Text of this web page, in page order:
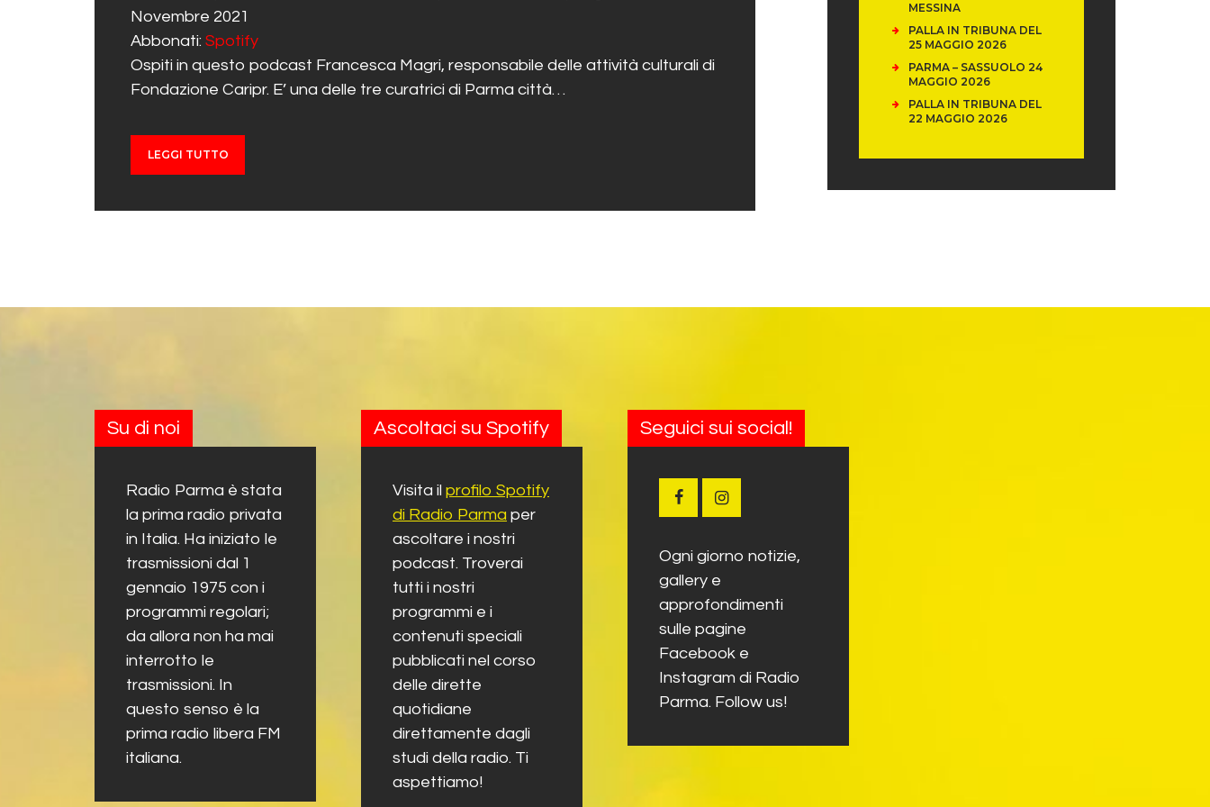
volume.
Spotify
SHARE
EMBED
Novembre 2021
Abbonati: Spotify
Ospiti in questo podcast Francesca Magri, responsabile delle attività culturali di
Fondazione Caripr. E’ una delle tre curatrici di Parma città…
LEGGI TUTTO
MESSINA
PALLA IN TRIBUNA DEL
25 MAGGIO 2026
PARMA – SASSUOLO 24
MAGGIO 2026
PALLA IN TRIBUNA DEL
22 MAGGIO 2026
Su di noi
Radio Parma è stata
la prima radio privata
in Italia. Ha iniziato le
trasmissioni dal 1
gennaio 1975 con i
programmi regolari;
da allora non ha mai
interrotto le
trasmissioni. In
questo senso è la
prima radio libera FM
italiana.
Ascoltaci su Spotify
Visita il profilo Spotify
di Radio Parma per
ascoltare i nostri
podcast. Troverai
tutti i nostri
programmi e i
contenuti speciali
pubblicati nel corso
delle dirette
quotidiane
direttamente dagli
studi della radio. Ti
aspettiamo!
Seguici sui social!
Ogni giorno notizie,
gallery e
approfondimenti
sulle pagine
Facebook e
Instagram di Radio
Parma. Follow us!